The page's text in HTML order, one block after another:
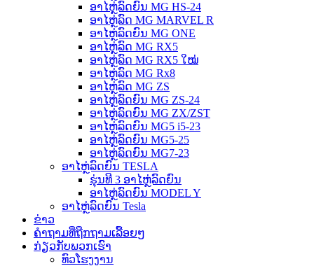
ອາໄຫຼ່ລົດຍົນ MG HS-24
ອາໄຫຼ່ລົດ MG MARVEL R
ອາໄຫຼ່ລົດຍົນ MG ONE
ອາໄຫຼ່ລົດ MG RX5
ອາໄຫຼ່ລົດ MG RX5 ໃໝ່
ອາໄຫຼ່ລົດ MG Rx8
ອາໄຫຼ່ລົດ MG ZS
ອາໄຫຼ່ລົດຍົນ MG ZS-24
ອາໄຫຼ່ລົດຍົນ MG ZX/ZST
ອາໄຫຼ່ລົດຍົນ MG5 i5-23
ອາໄຫຼ່ລົດຍົນ MG5-25
ອາໄຫຼ່ລົດຍົນ MG7-23
ອາໄຫຼ່ລົດຍົນ TESLA
ຮຸ່ນທີ 3 ອາໄຫຼ່ລົດຍົນ
ອາໄຫຼ່ລົດຍົນ MODEL Y
ອາໄຫຼ່ລົດຍົນ Tesla
ຂ່າວ
ຄຳຖາມທີ່ຖືກຖາມເລື້ອຍໆ
ກ່ຽວກັບພວກເຮົາ
ທົວໂຮງງານ